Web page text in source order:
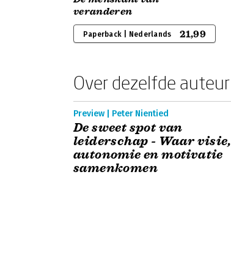
veranderen
Paperback | Nederlands 21,99
Over dezelfde auteur
Preview | Peter Nientied
De sweet spot van
leiderschap - Waar visie,
autonomie en motivatie
samenkomen